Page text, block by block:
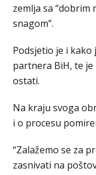
zemlja sa
snagom”.
Podsjetio je i kako
partnera BiH, te je
ostati.
Na kraju svoga
i o procesu
“Zalažemo se za
zasnivati na